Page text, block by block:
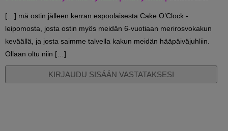
[…] mä ostin jälleen kerran espoolaisesta Cake O’Clock -
leipomosta, josta ostin myös meidän 6-vuotiaan merirosvokakun
keväällä, ja josta saimme talvella kakun meidän hääpäiväjuhliin.
Ollaan oltu niin […]
KIRJAUDU SISÄÄN VASTATAKSESI